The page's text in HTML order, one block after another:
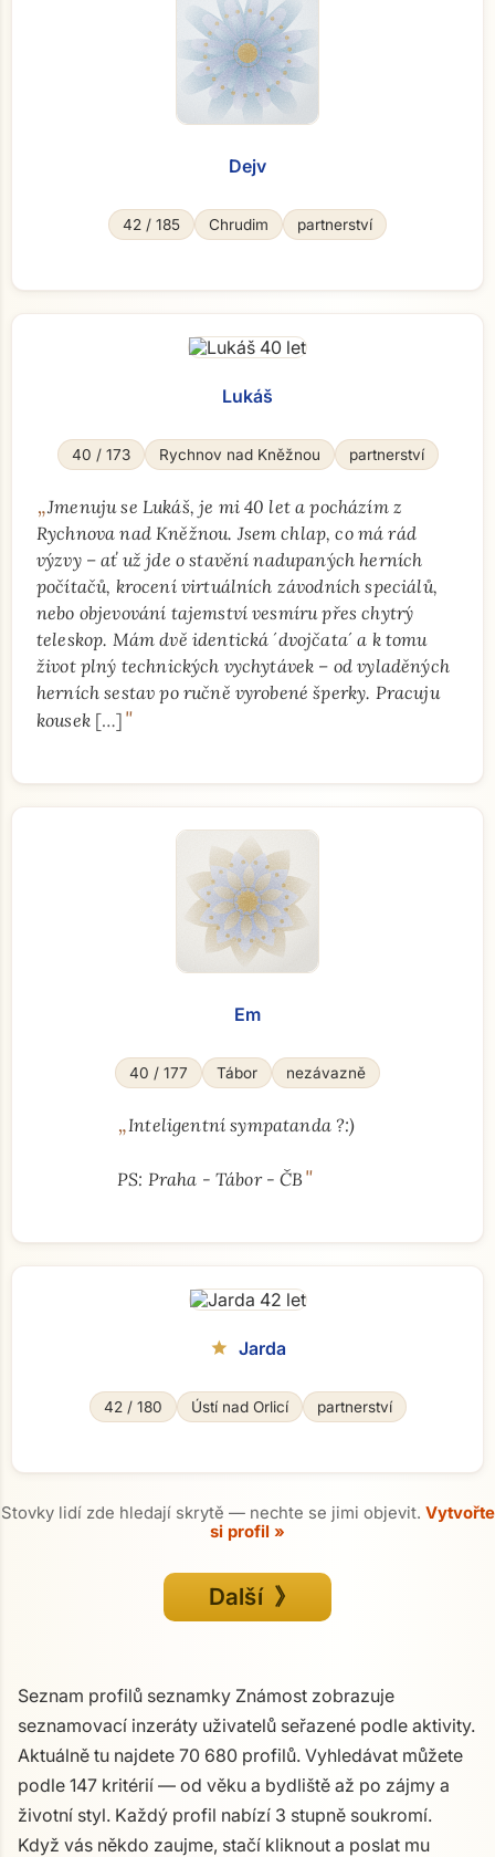
Dejv
42 / 185 Chrudim partnerství
Lukáš
40 / 173 Rychnov nad Kněžnou partnerství
„Jmenuju se Lukáš, je mi 40 let a pocházím z
Rychnova nad Kněžnou. Jsem chlap, co má rád
výzvy – ať už jde o stavění nadupaných herních
počítačů, krocení virtuálních závodních speciálů,
nebo objevování tajemství vesmíru přes chytrý
teleskop. Mám dvě identická ´dvojčata´ a k tomu
život plný technických vychytávek – od vyladěných
herních sestav po ručně vyrobené šperky. Pracuju
kousek […] "
Em
40 / 177 Tábor nezávazně
„Inteligentní sympatanda ?:)
PS: Praha - Tábor - ČB "
star Jarda
42 / 180 Ústí nad Orlicí partnerství
Stovky lidí zde hledají skrytě — nechte se jimi objevit. Vytvořte
si profil »
Další 》
Seznam profilů seznamky Známost zobrazuje
seznamovací inzeráty uživatelů seřazené podle aktivity.
Aktuálně tu najdete 70 680 profilů. Vyhledávat můžete
podle 147 kritérií — od věku a bydliště až po zájmy a
životní styl. Každý profil nabízí 3 stupně soukromí.
Když vás někdo zaujme, stačí kliknout a poslat mu